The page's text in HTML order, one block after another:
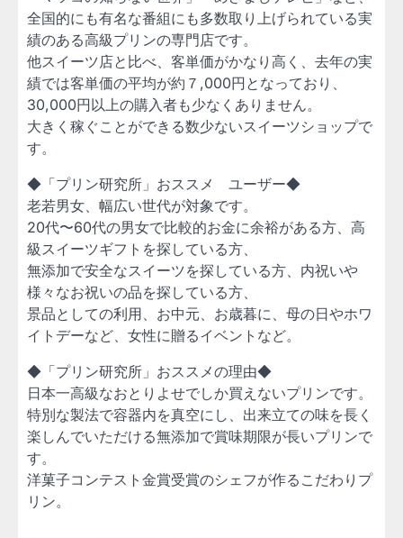
全国的にも有名な番組にも多数取り上げられている実
績のある高級プリンの専門店です。
他スイーツ店と比べ、客単価がかなり高く、去年の実
績では客単価の平均が約７,000円となっており、
30,000円以上の購入者も少なくありません。
大きく稼ぐことができる数少ないスイーツショップで
す。
◆「プリン研究所」おススメ ユーザー◆
老若男女、幅広い世代が対象です。
20代〜60代の男女で比較的お金に余裕がある方、高
級スイーツギフトを探している方、
無添加で安全なスイーツを探している方、内祝いや
様々なお祝いの品を探している方、
景品としての利用、お中元、お歳暮に、母の日やホワ
イトデーなど、女性に贈るイベントなど。
◆「プリン研究所」おススメの理由◆
日本一高級なおとりよせでしか買えないプリンです。
特別な製法で容器内を真空にし、出来立ての味を長く
楽しんでいただける無添加で賞味期限が長いプリンで
す。
洋菓子コンテスト金賞受賞のシェフが作るこだわりプ
リン。